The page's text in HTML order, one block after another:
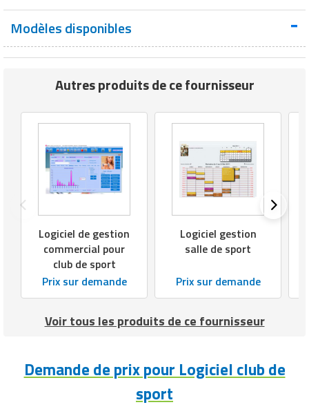
Matériel de musculation
Vêtement sportif
Rôtisserie professionnelle
Sautause professionnelle
Table de cuisson professionnelle
Tables de préparation réfrigérées
Ustensile de cuisine
Vaisselle restaurant
Vitrines réfrigérées
Modèles disponibles
Autres produits de ce fournisseur
Logiciel de gestion
commercial pour
club de sport
Prix sur demande
Logiciel gestion
salle de sport
Prix sur demande
Voir tous les produits de ce fournisseur
Demande de prix pour Logiciel club de
sport